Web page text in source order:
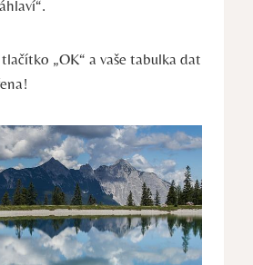
„OK“ a vaše tabulka dat